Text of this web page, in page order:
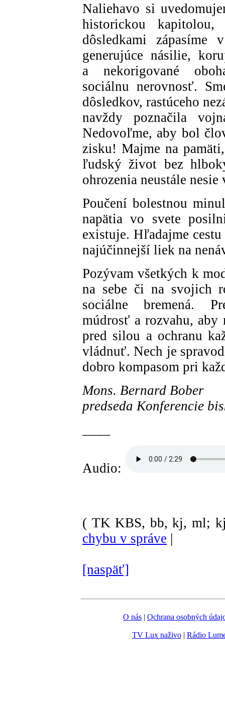
Naliehavo si
historickou
dôsledkami
generujúce násilie,
a nekorigované
sociálnu nerovnosť.
dôsledkov, rastúceho
navždy poznačila
Nedovoľme, aby bol
zisku! Majme na
ľudský život bez
ohrozenia neustále nesie
Poučení bolestnou
napätia vo svete
existuje. Hľadajme
najúčinnejší liek na
Pozývam všetkých k
na sebe či na svojich
sociálne bremená.
múdrosť a rozvahu,
pred silou a ochranu
vládnuť. Nech je
dobro kompasom pri
Mons. Bernard Bober
predseda Konferencie
Audio:
( TK KBS, bb, kj, ml;
chybu v správe |
[naspäť]
O nás | Ochrana osobných
TV Lux naživo| Rádio